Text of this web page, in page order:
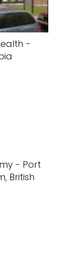
-
- Port
British